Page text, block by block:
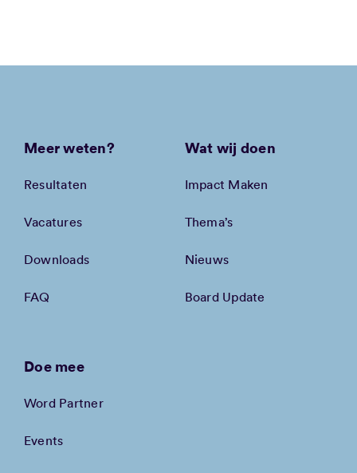
Meer weten?
Resultaten
Vacatures
Downloads
FAQ
Wat wij doen
Impact Maken
Thema’s
Nieuws
Board Update
Doe mee
Word Partner
Events